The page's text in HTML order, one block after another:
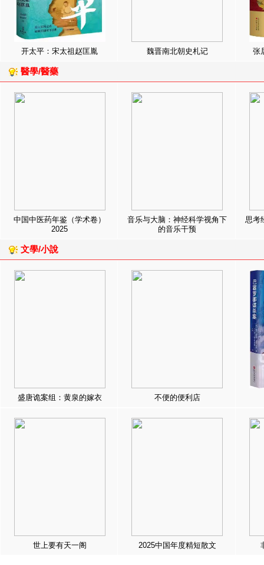
开太平：宋太祖赵匡胤 魏晋南北朝史札记 张
醫學/醫藥
中国中医药年鉴（学术卷）
2025
音乐与大脑：神经科学视角下
的音乐干预
思考
文學/小說
盛唐诡案组：黄泉的嫁衣 不便的便利店
世上要有天一阁 2025中国年度精短散文